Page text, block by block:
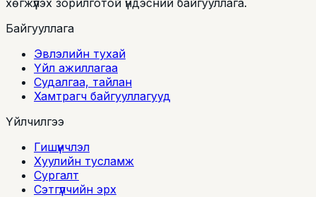
Байгууллага
Эвлэлийн тухай
Үйл ажиллагаа
Судалгаа, тайлан
Хамтрагч байгууллагууд
Үйлчилгээ
Гишүүнчлэл
Хуулийн тусламж
Сургалт
Сэтгүүлчийн эрх